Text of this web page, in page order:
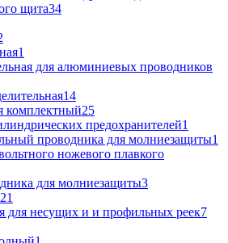
щита34
1
для алюминиевых проводников
14
комплектный25
предохранителей1
проводника для молниезащиты1
ножевого плавкого
для молниезащиты3
21
для несущих и и профильных реек7